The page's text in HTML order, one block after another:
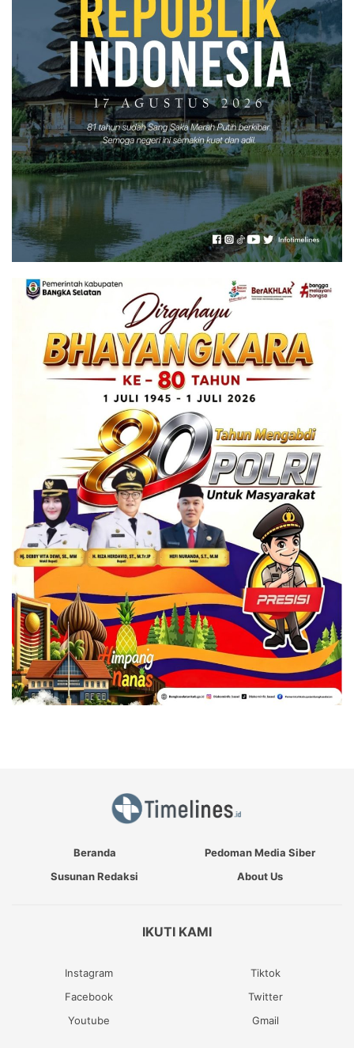
Beranda
Pedoman Media Siber
Susunan Redaksi
About Us
IKUTI KAMI
Instagram
Tiktok
Facebook
Twitter
Youtube
Gmail